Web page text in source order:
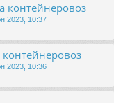
контейнеровоз
2023, 10:37
2023, 10:36